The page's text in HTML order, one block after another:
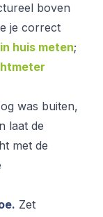
boven
je correct
huis meten;
was buiten,
laat de
met de
Zet